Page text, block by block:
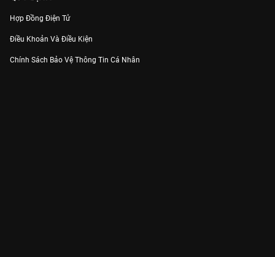
Hợp Đồng Điện Tử
Điều Khoản Và Điều Kiện
Chính Sách Bảo Vệ Thông Tin Cá Nhân